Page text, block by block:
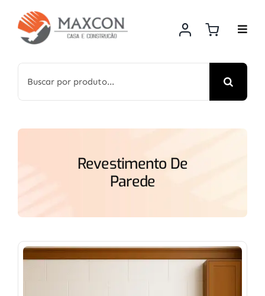
content
for:
Revestimento De
Parede